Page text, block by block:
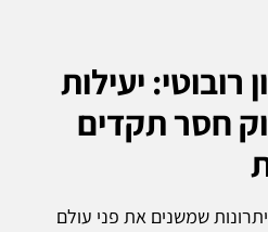
רובוטי: יעילות
חסר תקדים
שמשנים את פני עולם